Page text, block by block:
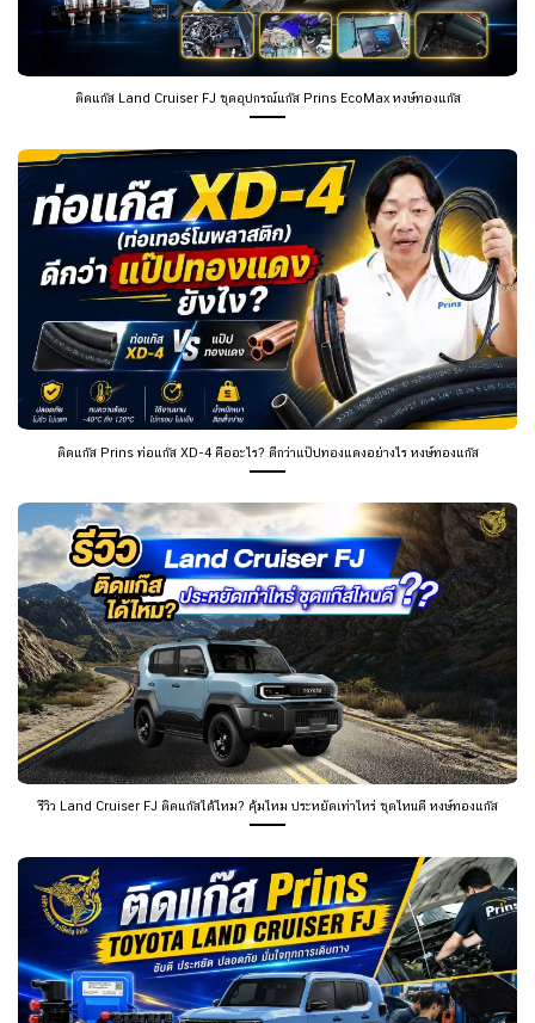
ติดแก๊ส Land Cruiser FJ ชุดอุปกรณ์แก๊ส Prins EcoMax หงษ์ทองแก๊ส
ติดแก๊ส Prins ท่อแก๊ส XD-4 คืออะไร? ดีกว่าแป๊ปทองแดงอย่างไร หงษ์ทองแก๊ส
รีวิว Land Cruiser FJ ติดแก๊สได้ไหม? คุ้มไหม ประหยัดเท่าไหร่ ชุดไหนดี หงษ์ทองแก๊ส